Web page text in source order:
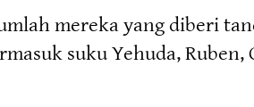
mereka yang diberi
suku Yehuda, Ruben,